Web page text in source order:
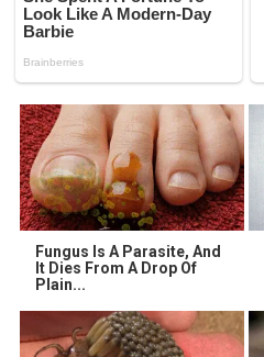
Fungus Is A Parasite, And
It Dies From A Drop Of
Plain...